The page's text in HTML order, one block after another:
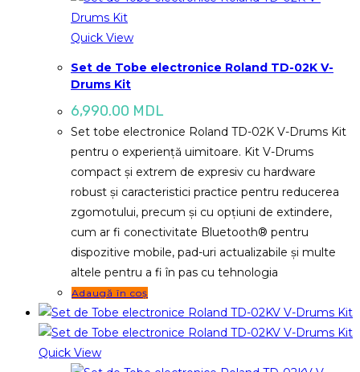
Quick View
Set de Tobe electronice Roland TD-02K V-
Drums Kit
6,990.00 MDL
Set tobe electronice Roland TD-02K V-Drums Kit
pentru o experiență uimitoare. Kit V-Drums
compact și extrem de expresiv cu hardware
robust și caracteristici practice pentru reducerea
zgomotului, precum și cu opțiuni de extindere,
cum ar fi conectivitate Bluetooth® pentru
dispozitive mobile, pad-uri actualizabile și multe
altele pentru a fi în pas cu tehnologia
Adaugă în coș
Quick View